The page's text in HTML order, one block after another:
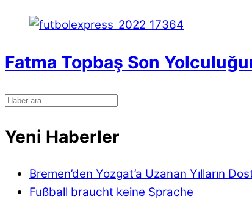
Fatma Topbaş Son
Yeni Haberler
Bremen’den Yozgat’a Uzanan Yılların
Fußball braucht keine Sprache